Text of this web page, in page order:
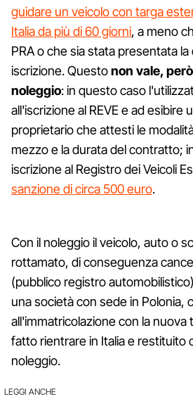
guidare un veicolo con targa
Italia da più di 60 giorni, a meno
PRA o che sia stata presentata la
iscrizione. Questonon vale,
noleggio: in questo caso
all'iscrizione al REVE e ad esibire
proprietario che attesti le
mezzo e la durata del contratto;
iscrizione al Registro dei Veicoli
sanzione di circa 500 euro.
Con il noleggio il veicolo, auto o
rottamato, di conseguenza
(pubblico registro
una società con sede in Polonia,
all'immatricolazione con la nuova
fatto rientrare in Italia e restituito
noleggio.
LEGGI ANCHE